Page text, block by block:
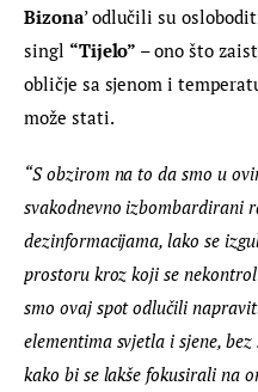
Bizona’ odlučili su
singl “Tijelo” – ono što
obličje sa sjenom i
može stati.
“S obzirom na to da smo u
svakodnevno izbombardirani
dezinformacijama, lako se
prostoru kroz koji se
smo ovaj spot odlučili
elementima svjetla i sjene,
kako bi se lakše fokusirali na